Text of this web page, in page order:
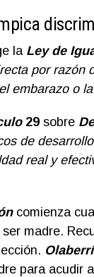
la Ley de
por razón
embarazo o la
29sobre
de
real y
comienza
madre.
para acudir